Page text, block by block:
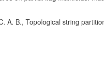
A. B., Topological string